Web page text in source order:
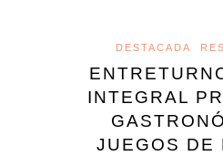
DESTACADA
INTEGRAL
JUEGOS DE